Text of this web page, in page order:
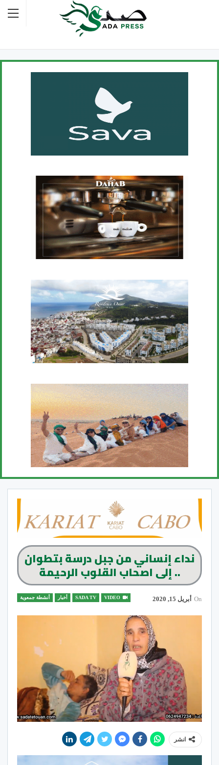
نداء إنساني من جبل درسة بتطوان
.. إلى اصحاب القلوب الرحيمة
SADA TV أخبار أنشطة جمعوية On أبريل 15, 2020
انشر